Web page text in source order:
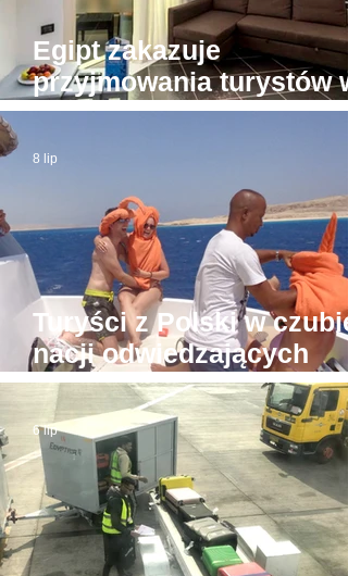
Egipt zakazuje
przyjmowania turystów w
apartamentach bez
Turyści z Polski w czubie
nacji odwiedzających
Hurghadę
8 lip
6 lip